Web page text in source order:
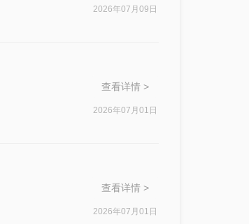
2026年07月09日
查看详情 >
2026年07月01日
查看详情 >
2026年07月01日